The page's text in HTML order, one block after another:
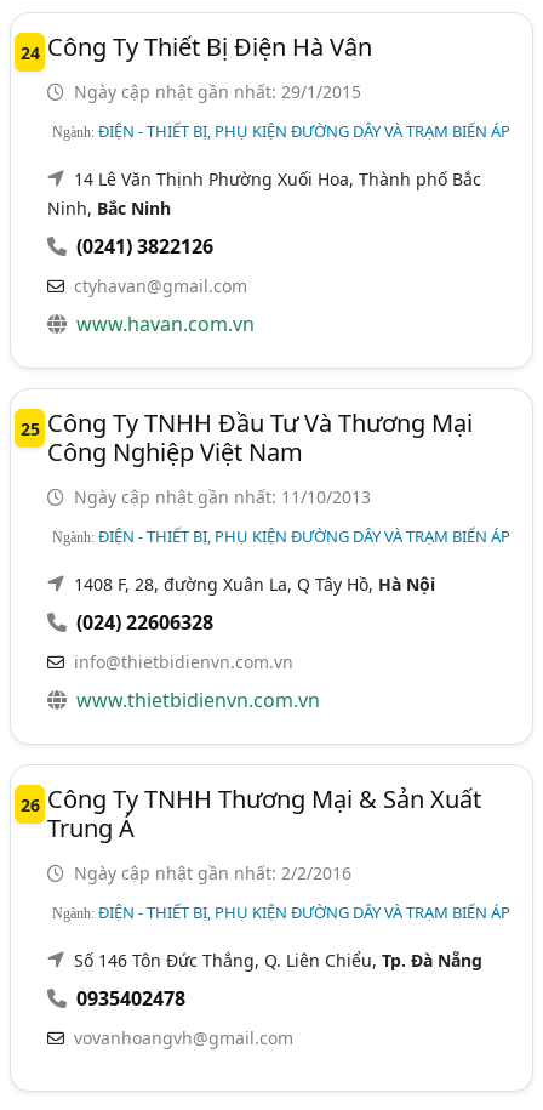
24 Công Ty Thiết Bị Điện Hà Vân
Ngày cập nhật gần nhất: 29/1/2015
Ngành:ĐIỆN - THIẾT BỊ, PHỤ KIỆN ĐƯỜNG DÂY VÀ TRẠM BIẾN ÁP
14 Lê Văn Thịnh Phường Xuối Hoa, Thành phố Bắc
Ninh, Bắc Ninh
(0241) 3822126
ctyhavan@gmail.com
www.havan.com.vn
25 Công Ty TNHH Đầu Tư Và Thương Mại
Công Nghiệp Việt Nam
Ngày cập nhật gần nhất: 11/10/2013
Ngành:ĐIỆN - THIẾT BỊ, PHỤ KIỆN ĐƯỜNG DÂY VÀ TRẠM BIẾN ÁP
1408 F, 28, đường Xuân La, Q Tây Hồ, Hà Nội
(024) 22606328
info@thietbidienvn.com.vn
www.thietbidienvn.com.vn
26 Công Ty TNHH Thương Mại & Sản Xuất
Trung Á
Ngày cập nhật gần nhất: 2/2/2016
Ngành:ĐIỆN - THIẾT BỊ, PHỤ KIỆN ĐƯỜNG DÂY VÀ TRẠM BIẾN ÁP
Số 146 Tôn Đức Thắng, Q. Liên Chiểu,Tp. Đà Nẵng
0935402478
vovanhoangvh@gmail.com